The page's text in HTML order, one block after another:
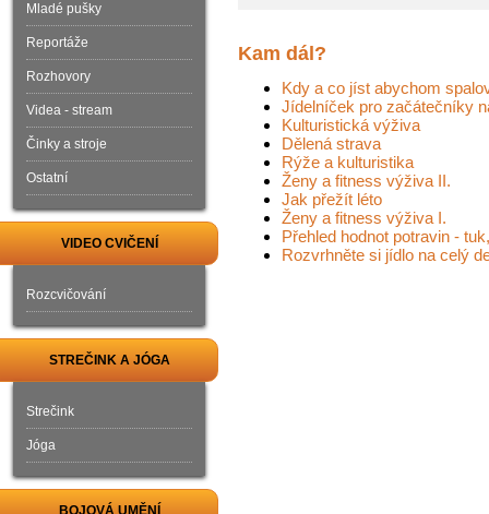
Kam dál?
Kdy a co jíst abychom
Jídelníček pro začátečníky
Kulturistická výživa
Dělená strava
Rýže a kulturistika
Ženy a fitness výživa II.
Jak přežít léto
Ženy a fitness výživa I.
Přehled hodnot potravin -
Rozvrhněte si jídlo na celý
Mladé pušky
Reportáže
Rozhovory
Videa - stream
Činky a stroje
Ostatní
VIDEO CVIČENÍ
Rozcvičování
STREČINK A JÓGA
Strečink
Jóga
BOJOVÁ UMĚNÍ